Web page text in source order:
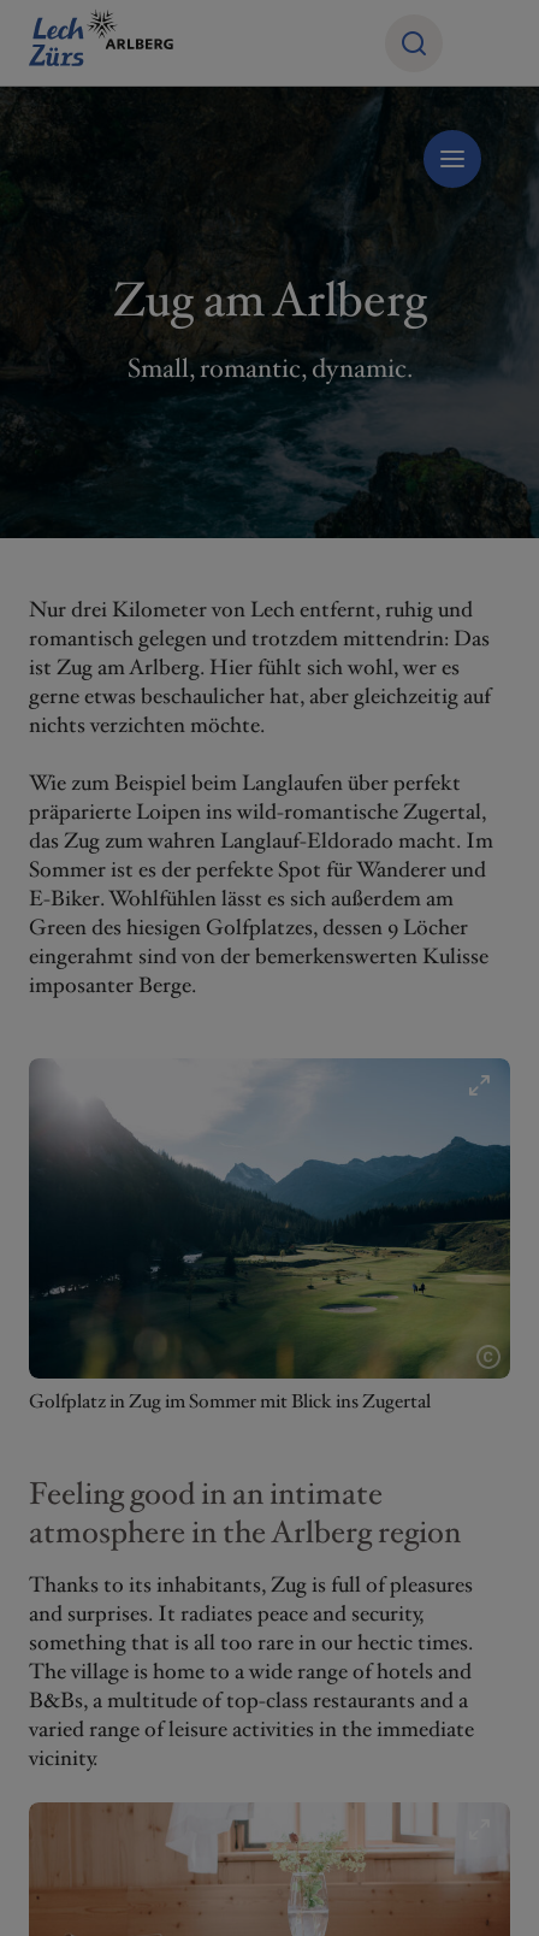
Zug am Arlberg
Small, romantic, dynamic.
Nur drei Kilometer von Lech entfernt, ruhig und
romantisch gelegen und trotzdem mittendrin: Das
ist Zug am Arlberg. Hier fühlt sich wohl, wer es
gerne etwas beschaulicher hat, aber gleichzeitig auf
nichts verzichten möchte.
Wie zum Beispiel beim Langlaufen über perfekt
präparierte Loipen ins wild-romantische Zugertal,
das Zug zum wahren Langlauf-Eldorado macht. Im
Sommer ist es der perfekte Spot für Wanderer und
E-Biker. Wohlfühlen lässt es sich außerdem am
Green des hiesigen Golfplatzes, dessen 9 Löcher
eingerahmt sind von der bemerkenswerten Kulisse
imposanter Berge.
Golfplatz in Zug im Sommer mit Blick ins Zugertal
Feeling good in an intimate
atmosphere in the Arlberg region
Thanks to its inhabitants, Zug is full of pleasures
and surprises. It radiates peace and security,
something that is all too rare in our hectic times.
The village is home to a wide range of hotels and
B&Bs, a multitude of top-class restaurants and a
varied range of leisure activities in the immediate
vicinity.